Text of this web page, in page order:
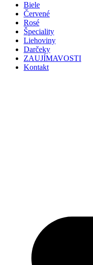
Biele
Červené
Rosé
Špeciality
Liehoviny
Darčeky
ZAUJÍMAVOSTI
Kontakt